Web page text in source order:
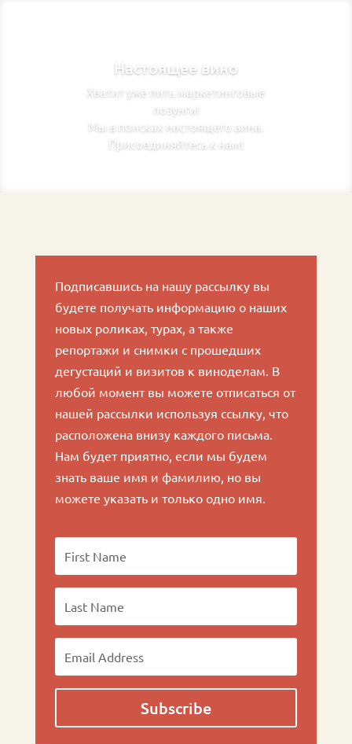
Настоящее вино
Хватит уже пить маркетинговые
лозунги!
Мы в поисках настоящего вина.
Присоединяйтесь к нам!
Подписавшись на нашу рассылку вы
будете получать информацию о наших
новых роликах, турах, а также
репортажи и снимки с прошедших
дегустаций и визитов к виноделам. В
любой момент вы можете отписаться от
нашей рассылки используя ссылку, что
расположена внизу каждого письма.
Нам будет приятно, если мы будем
знать ваше имя и фамилию, но вы
можете указать и только одно имя.
Subscribe